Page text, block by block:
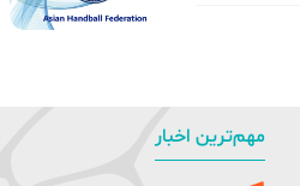
مهم‌ترین اخبار